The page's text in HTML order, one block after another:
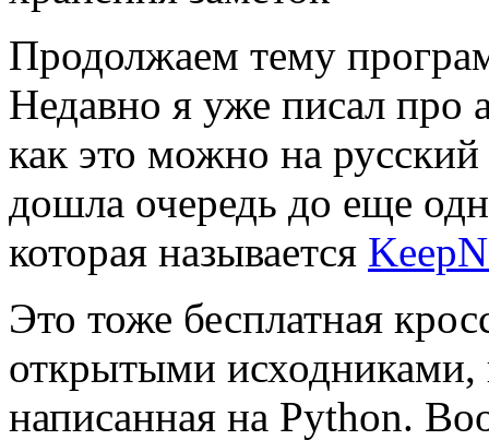
Продолжаем тему
Недавно я уже писал про
как это можно на
дошла очередь до еще
которая называется
Это тоже бесплатная
открытыми
написанная на Python.